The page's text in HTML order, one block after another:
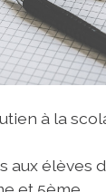
à la
aux élèves